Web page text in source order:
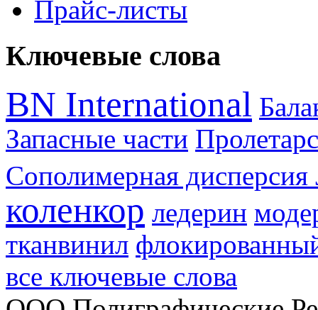
Прайс-листы
Ключевые слова
BN International
Запасные части
Сополимерная дисперсия
коленкор ледерин
тканвинил
все ключевые слова